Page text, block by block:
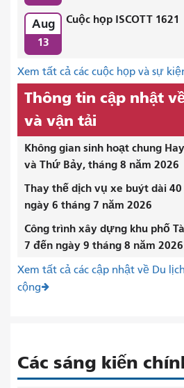
Aug
13
Cuộc họp ISCOTT 1621
Xem tất cả các cuộc họp và sự
Thông tin cập nhật
và vận tải
Không gian sinh hoạt chung
và Thứ Bảy, tháng 8 năm 2026
Thay thế dịch vụ xe buýt dài 40
ngày 6 tháng 7 năm 2026
Công trình xây dựng khu phố
7 đến ngày 9 tháng 8 năm 2026
Xem tất cả các cập nhật về Du
cộng
Các sáng kiến